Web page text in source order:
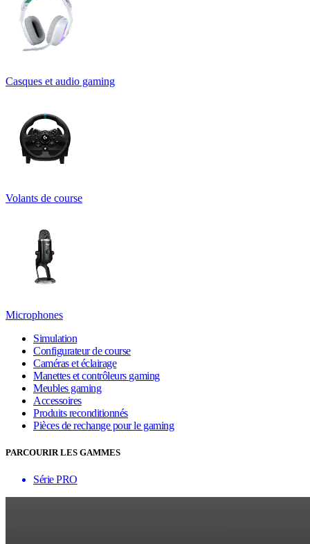
Casques et audio gaming
Volants de course
Microphones
Simulation
Configurateur de course
Caméras et éclairage
Manettes et contrôleurs gaming
Meubles gaming
Accessoires
Produits reconditionnés
Pièces de rechange pour le gaming
PARCOURIR LES GAMMES
Série PRO